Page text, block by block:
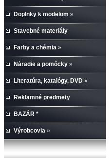
Doplnky k modelom »
Stavebné materiály
Farby a chémia »
Náradie a pomôcky »
Literatúra, katalógy, DVD »
Reklamné predmety
BAZÁR *
Výrobcovia »